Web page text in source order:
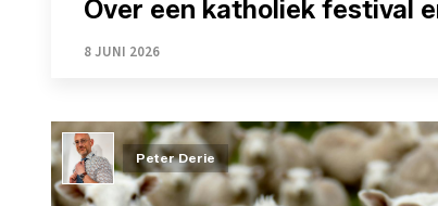
Over een katholiek festival
8 JUNI 2026
Peter Derie